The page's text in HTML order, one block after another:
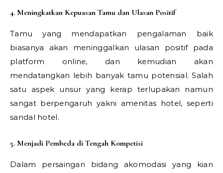
4. Meningkatkan Kepuasan Tamu dan Ulasan Positif
Tamu yang mendapatkan pengalaman baik
biasanya akan meninggalkan ulasan positif pada
platform online, dan kemudian akan
mendatangkan lebih banyak tamu potensial. Salah
satu aspek unsur yang kerap terlupakan namun
sangat berpengaruh yakni amenitas hotel, seperti
sandal hotel.
5. Menjadi Pembeda di Tengah Kompetisi
Dalam persaingan bidang akomodasi yang kian